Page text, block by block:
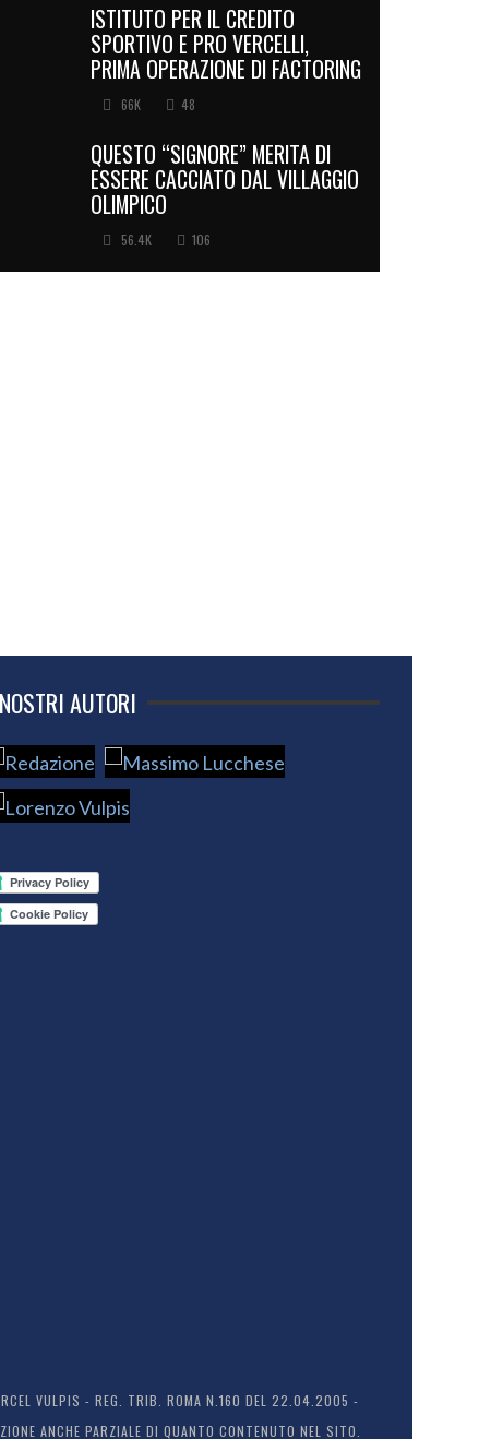
ISTITUTO PER IL CREDITO
SPORTIVO E PRO VERCELLI,
PRIMA OPERAZIONE DI FACTORING
66K 48
QUESTO “SIGNORE” MERITA DI
ESSERE CACCIATO DAL VILLAGGIO
OLIMPICO
56.4K 106
AUTORI
VULPIS - REG. TRIB. ROMA N.160 DEL 22.04.2005 -
ANCHE PARZIALE DI QUANTO CONTENUTO NEL SITO.